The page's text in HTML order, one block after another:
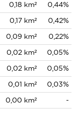
0,18 km²
0,44%
0,17 km²
0,42%
0,09 km²
0,22%
0,02 km²
0,05%
0,02 km²
0,05%
0,01 km²
0,03%
0,00 km²
-